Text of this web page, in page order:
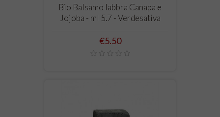
Bio Balsamo labbra Canapa e
Jojoba - ml 5.7 - Verdesativa
Price
€5.50